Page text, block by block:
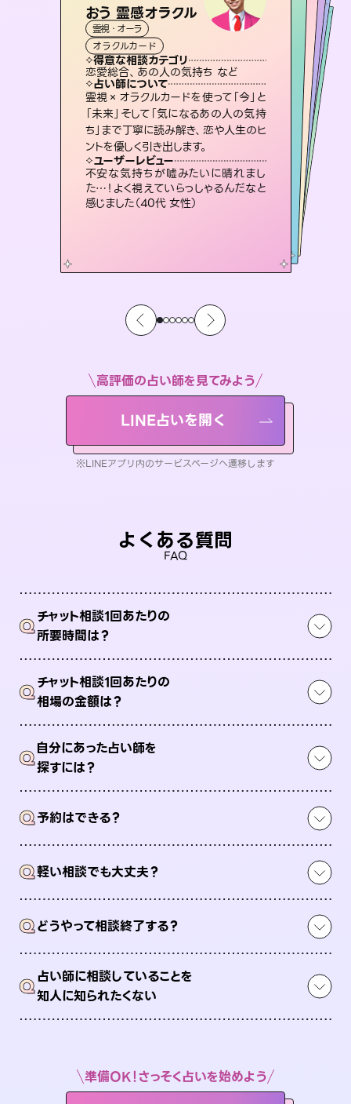
おう 霊感オラクル
霊視・オーラ
オラクルカード
得意な相談カテゴリ
恋愛総合、あの人の気持ち など
占い師について
霊視×オラクルカードを使って「今」と
「未来」そして「気になるあの人の気持
ち」まで丁寧に読み解き、恋や人生のヒ
ントを優しく引き出します。
ユーザーレビュー
不安な気持ちが嘘みたいに晴れまし
た…！よく視えていらっしゃるんだなと
感じました（40代 女性）
セラピスト理恵
霊視・オーラ
スピリチュアル・リーディング
得意な相談カテゴリ
片想い、二人の未来、年の差 など
占い師について
連絡再開、復縁、成就などの報告実績
多数。セラピストとして2万超の施術経
験があるからこそできる鑑定で、より良
い未来をサポートします。
ユーザーレビュー
とても心温まる鑑定でした。しかもこち
らは何も言っていないのに視えていらっ
しゃるんだなと驚きです（30代女性）
桃源珠羽 とうげんみう）
霊視・オーラ
スピリチュアル・リーディング
得意な相談カテゴリ
片想い、あの人の気持ち、復縁 など
占い師について
恋愛のお悩みの中でも特に「曖昧な関
係」の相談を得意としており、友達以上
恋人未満なお相手との今後や本音を丁
寧に読み解き恋愛成就へと導きます。
ユーザーレビュー
鑑定していただいてアドバイス通りに行
動すると仲が復活してきました。ありが
とうございました（40代 女性）
アイリス -iris-
西洋占星術
ルーン
得意な相談カテゴリ
恋愛総合、片想い、二人の未来 など
占い師について
復縁、恋愛、不倫の行方、同性愛や片思い、仕事関係や借金問題まで知りたいことや心の負担になっていることを紐解き、背中をそっと押して導きます。
ユーザーレビュー
安心感のあり、言い切ってくれる所や濁
さない鑑定のおかげで、毎回自分の気
持ちを整えられます（30代 男性）
未来視師＊花
スピリチュアル・リーディング
得意な相談カテゴリ
出逢い、片想い、復縁 など
占い師について
未来には何パターンもの選択肢があり
ます。不安で視えにくくなっているあな
たの素敵な未来を見つけ、その未来を
選択できるようアドバイスします。
ユーザーレビュー
職場の人の性質や人間関係、本心など
本当によく視えていてびっくり。対策が
打てて前向きになれます（40代）
霊視・オーラ
スピリチュアル・リーディング
得意な相談カテゴリ
片想い、あの人の気持ち、復縁 など
占い師について
3,700年以上の歴史を持つ東洋最古の
占術「易占」で詳細まで占い、幸せへ向
かう道筋を示します。厳しい結果にも具
体的な対策をお伝えします。
ユーザーレビュー
複雑な背景もしっかり聞いて鑑定して
いただけました。気持ちが楽になりまし
た（50代 女性）
高評価の占い師を見てみよう
LINE占いを開く
※LINEアプリ内のサービスページへ遷移します
よくある質問
FAQ
Qチャット相談1回あたりの
所要時間は？
Qチャット相談1回あたりの
相場の金額は？
Q自分にあった占い師を
探すには？
Q予約はできる？
Q軽い相談でも大丈夫？
Qどうやって相談終了する？
Q占い師に相談していることを
知人に知られたくない
準備OK！さっそく占いを始めよう